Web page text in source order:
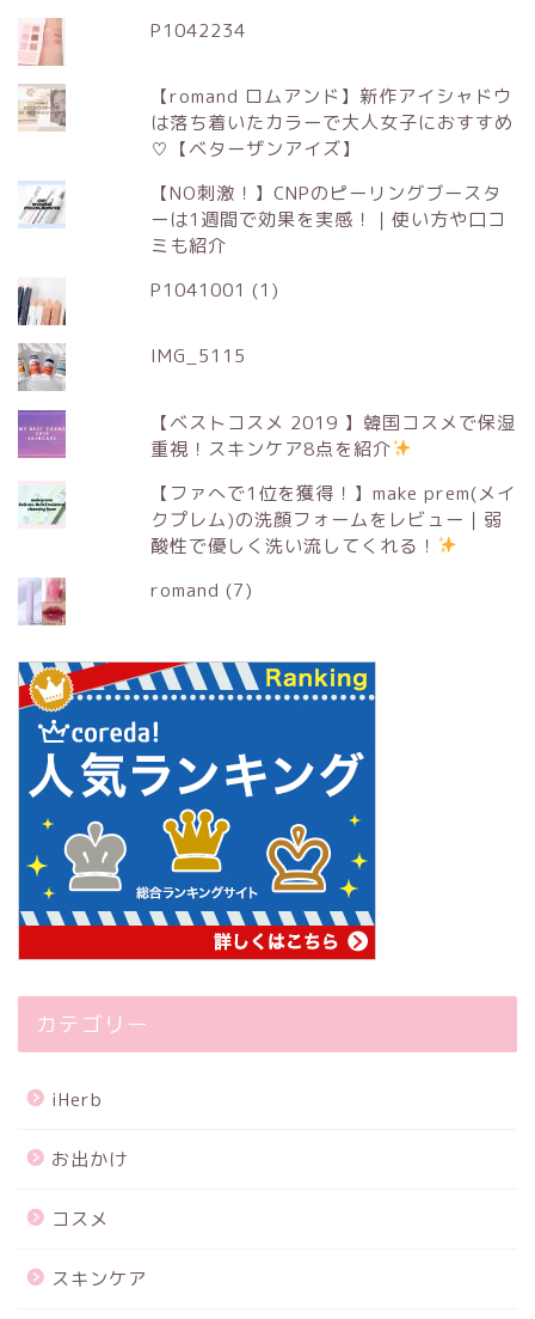
P1042234
【romand ロムアンド】新作アイシャドウ
は落ち着いたカラーで大人女子におすすめ
♡【ベターザンアイズ】
【NO刺激！】CNPのピーリングブースタ
ーは1週間で効果を実感！｜使い方や口コ
ミも紹介
P1041001 (1)
IMG_5115
【ベストコスメ 2019 】韓国コスメで保湿
重視！スキンケア8点を紹介
【ファへで1位を獲得！】make prem(メイ
クプレム)の洗顔フォームをレビュー｜弱
酸性で優しく洗い流してくれる！
romand (7)
カテゴリー
iHerb
お出かけ
コスメ
スキンケア